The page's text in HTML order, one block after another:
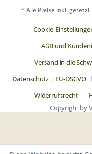
* Alle Preise inkl.
Cookie-
AGB und
Versand in die
Datenschutz | EU-DSGVO
Widerrufsrecht
Copyright by